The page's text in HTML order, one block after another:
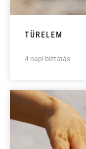
TÜRELEM
4 napi biztatás